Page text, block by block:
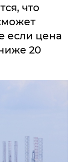
что
если цена
20